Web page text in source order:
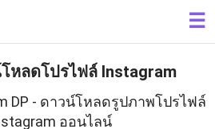
☰
หลดโปรไฟล์ Instagram
DP - ดาวน์โหลดรูปภาพโปรไฟล์
ออนไลน์